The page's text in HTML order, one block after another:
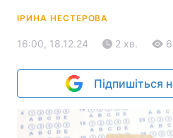
ІРИНА НЕСТЕРОВА
16:00, 18.12.24 2 хв.
Підпишіться